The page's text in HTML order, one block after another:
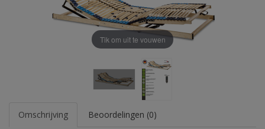
Tik om uit te vouwen
Omschrijving Beoordelingen (0)